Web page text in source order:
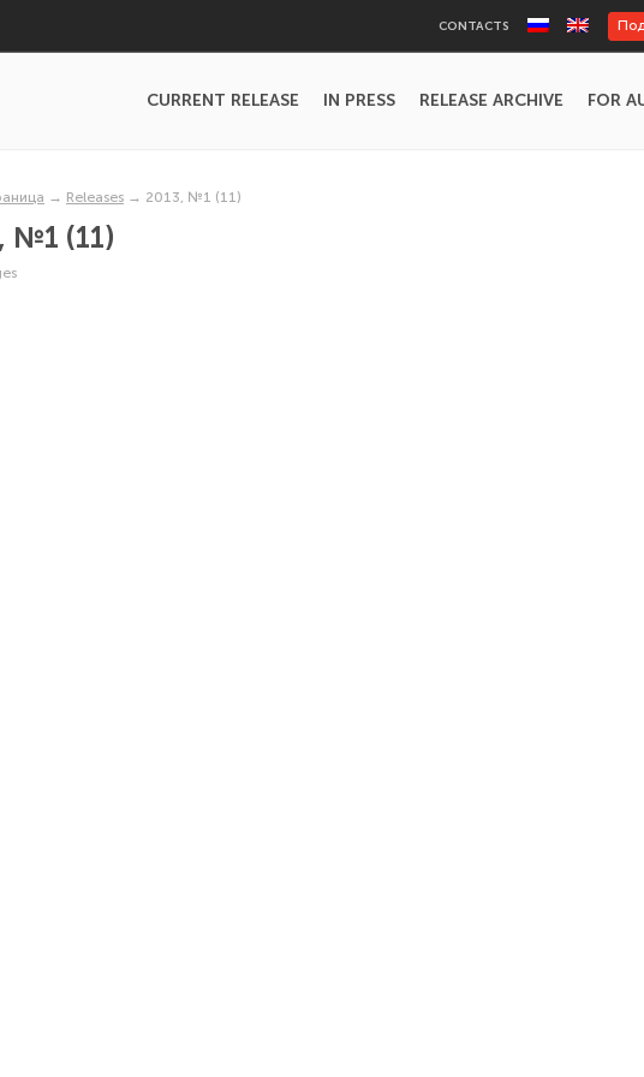
CONTACTS
CURRENT RELEASE IN PRESS RELEASE ARCHIVE FOR
→ Releases → 2013, №1 (11)
№1 (11)